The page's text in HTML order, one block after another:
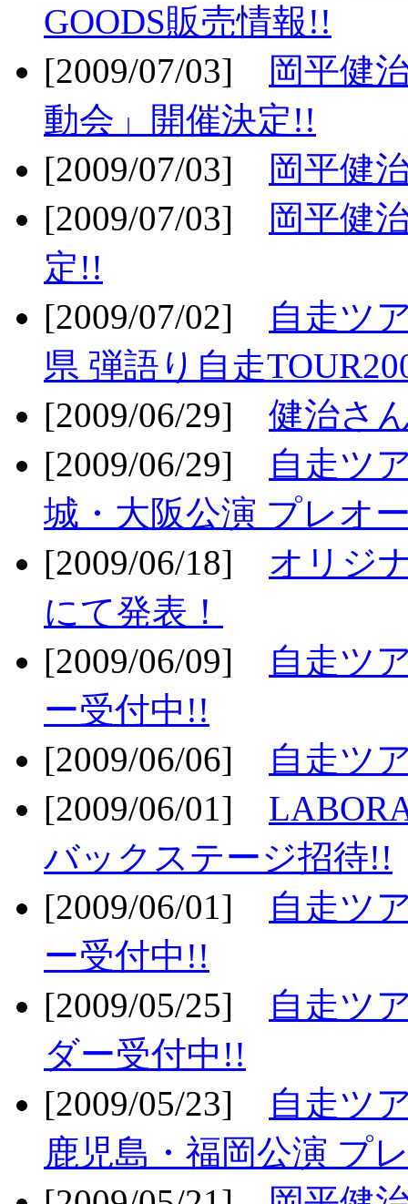
GOODS販売情報!!
[2009/07/03]
岡平健
動会」開催決定!!
[2009/07/03]
岡平健
[2009/07/03]
岡平健
定!!
[2009/07/02]
自走ツ
県 弾語り自走
[2009/06/29] 健治さ
[2009/06/29]
自走ツ
城・大阪公演 プレオ
[2009/06/18] オリジ
にて発表！
[2009/06/09]
自走ツ
ー受付中!!
[2009/06/06]
自走ツ
[2009/06/01]
バックステージ招待!!
[2009/06/01]
自走ツ
ー受付中!!
[2009/05/25]
自走ツ
ダー受付中!!
[2009/05/23]
自走ツ
鹿児島・福岡公演 プ